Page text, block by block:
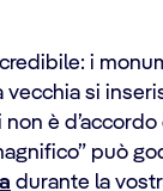
i
vecchia si
è
può
durante la